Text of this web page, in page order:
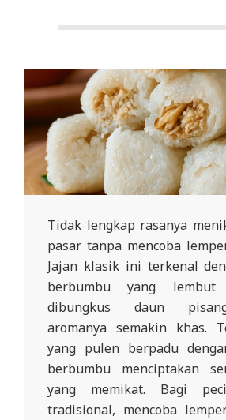
Tidak lengkap rasanya
pasar tanpa mencoba
Jajan klasik ini terkenal
berbumbu yang
dibungkus daun
aromanya semakin khas.
yang pulen berpadu
berbumbu menciptakan
yang memikat. Bagi
tradisional, mencoba